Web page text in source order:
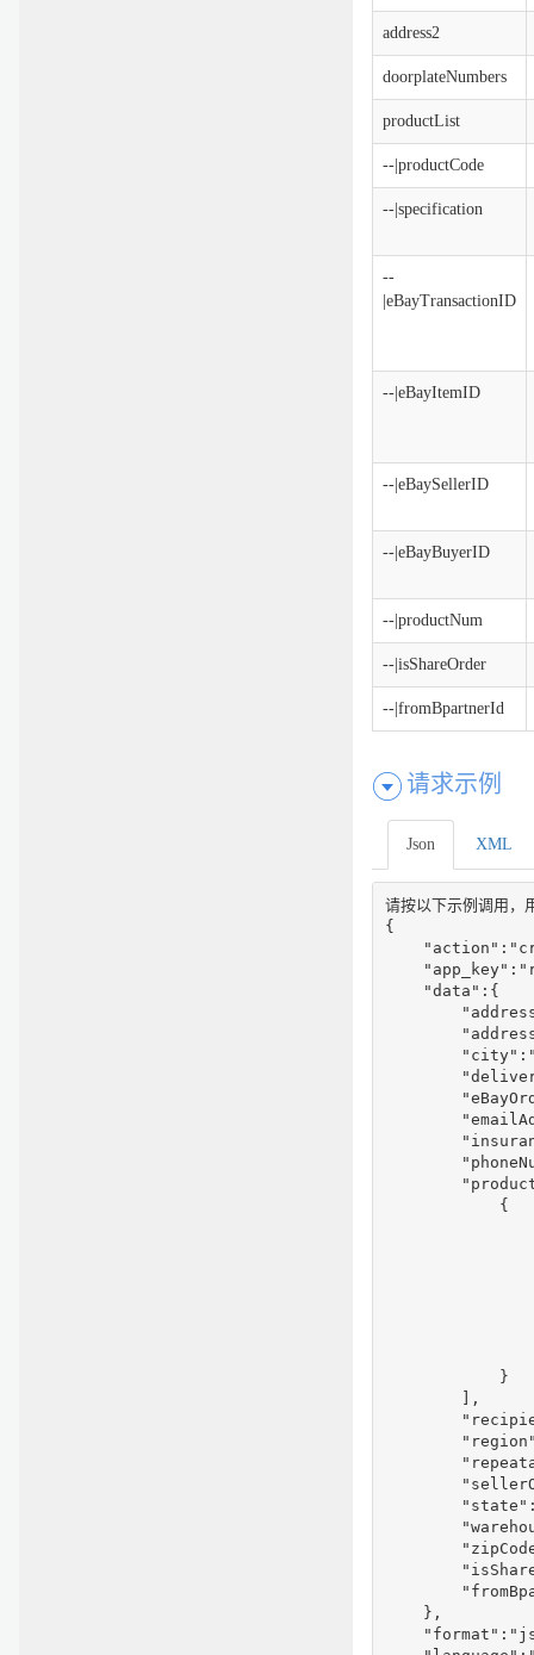
address2
doorplateNumbers
productList
--|productCode
--|specification
--
|eBayTransactionID
--|eBayItemID
--|eBaySellerID
--|eBayBuyerID
--|productNum
--|isShareOrder
--|fromBpartnerId
请求示例
Json XML
请按以下示例调用
{
    "data":{
            {
            }
        ],
    },